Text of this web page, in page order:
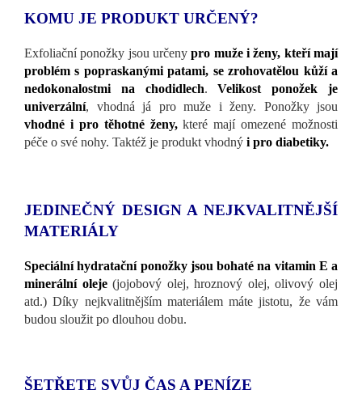
KOMU JE PRODUKT URČENÝ?
Exfoliační ponožky jsou určenypro muže i ženy, kteří mají
problém s popraskanými patami, se zrohovatělou kůží a
nedokonalostmi na chodidlech.Velikost ponožek je
univerzální, vhodná já pro muže i ženy. Ponožky jsou
vhodné i pro těhotné ženy, které mají omezené možnosti
péče o své nohy. Taktéž je produkt vhodný i pro diabetiky.
JEDINEČNÝ DESIGN A NEJKVALITNĚJŠÍ
MATERIÁLY
Speciální hydratační ponožky jsou bohaté na vitamin E a
minerální oleje(jojobový olej, hroznový olej, olivový olej
atd.) Díky nejkvalitnějším materiálem máte jistotu, že vám
budou sloužit po dlouhou dobu.
ŠETŘETE SVŮJ ČAS A PENÍZE